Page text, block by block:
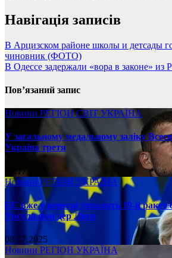
Навігація записів
В Арцизском районе школы и детсады
чиновник (ФОТО)
В Одессе задержали «вора в законе» из
Пов’язаний запис
Новини РЕГІОНСВІТ УКРАЇНА
У загальному медальному заліку
Україна третя
08.17.2025
НовиниРЕГІОН УКРАЇНА
ЄС вже у вересні ухвалить 19-й ракет
Урсула фон дер Ляєн
08.17.2025
Новини РЕГІОН УКРАЇНА